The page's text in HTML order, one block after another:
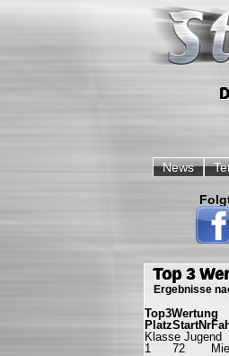
überspringen
News
Top 3
Ergebnisse
Top3Wertung
PlatzStartNr
Klasse Jugend
1
72